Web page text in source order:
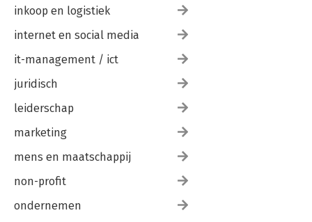
inkoop en logistiek
internet en social media
it-management / ict
juridisch
leiderschap
marketing
mens en maatschappij
non-profit
ondernemen